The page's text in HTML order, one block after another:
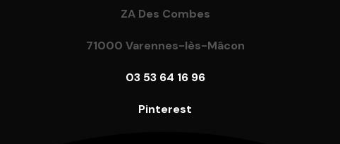
ZA Des Combes
71000 Varennes-lès-Mâcon
03 53 64 16 96
Pinterest